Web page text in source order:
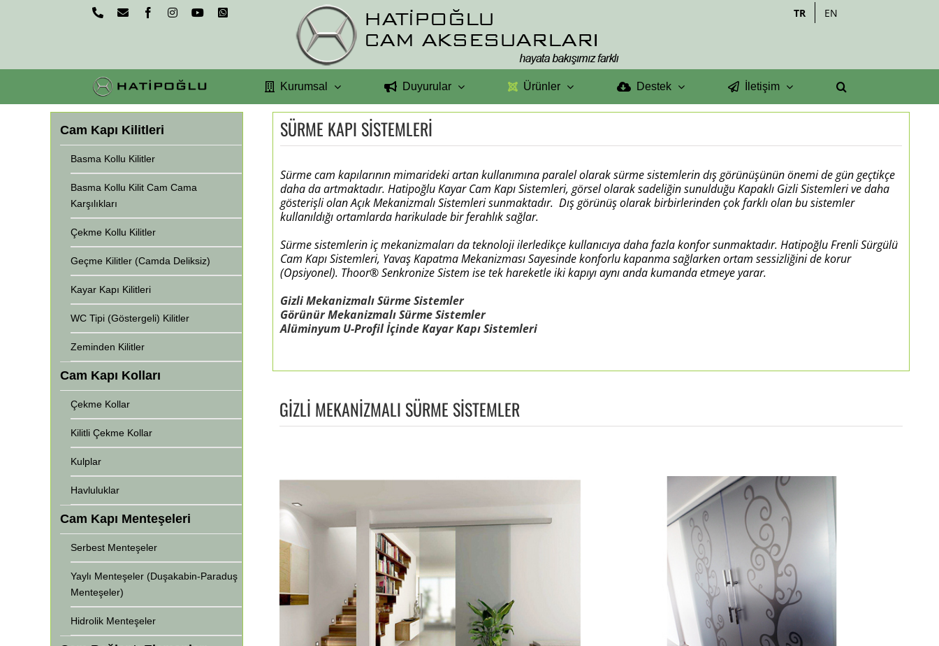
PhoneEmail FacebookInstagramYouTubeWhatsApp TR EN
Kurumsal Duyurular Ürünler Destek İletişim
SÜRME KAPI SİSTEMLERİ
Sürme cam kapılarının mimarideki artan kullanımına paralel olarak sürme sistemlerin dış görünüşünün önemi de gün geçtikçe
daha da artmaktadır. Hatipoğlu Kayar Cam Kapı Sistemleri, görsel olarak sadeliğin sunulduğu Kapaklı Gizli Sistemleri ve daha
gösterişli olan Açık Mekanizmalı Sistemleri sunmaktadır. Dış görünüş olarak birbirlerinden çok farklı olan bu sistemler
kullanıldığı ortamlarda harikulade bir ferahlık sağlar.
Sürme sistemlerin iç mekanizmaları da teknoloji ilerledikçe kullanıcıya daha fazla konfor sunmaktadır. Hatipoğlu Frenli Sürgülü
Cam Kapı Sistemleri, Yavaş Kapatma Mekanizması Sayesinde konforlu kapanma sağlarken ortam sessizliğini de korur
(Opsiyonel). Thoor® Senkronize Sistem ise tek hareketle iki kapıyı aynı anda kumanda etmeye yarar.
Gizli Mekanizmalı Sürme Sistemler
Görünür Mekanizmalı Sürme Sistemler
Alüminyum U-Profil İçinde Kayar Kapı Sistemleri
GİZLİ MEKANİZMALI SÜRME SİSTEMLER
Cam Kapı Kilitleri
Basma Kollu Kilitler
Basma Kollu Kilit Cam Cama
Karşılıkları
Çekme Kollu Kilitler
Geçme Kilitler (Camda Deliksiz)
Kayar Kapı Kilitleri
WC Tipi (Göstergeli) Kilitler
Zeminden Kilitler
Cam Kapı Kolları
Çekme Kollar
Kilitli Çekme Kollar
Kulplar
Havluluklar
Cam Kapı Menteşeleri
Serbest Menteşeler
Yaylı Menteşeler (Duşakabin-Paraduş
Menteşeler)
Hidrolik Menteşeler